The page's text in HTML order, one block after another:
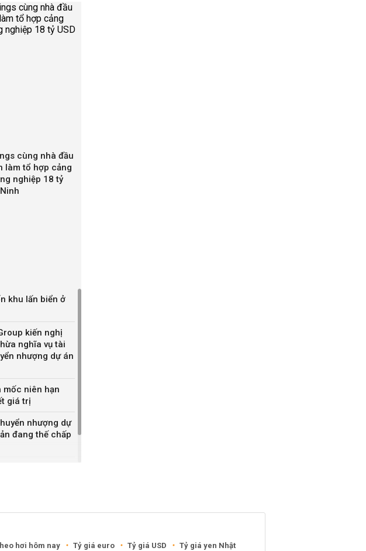
cùng nhà đầu
làm tổ hợp cảng
nghiệp 18 tỷ
khu lấn biển ở
kiến nghị
nghĩa vụ tài
nhượng dự án
mốc niên hạn
giá trị
nhượng dự
đang thế chấp
hơi hôm nay Tỷ giá euro Tỷ giá USD Tỷ giá yen Nhật